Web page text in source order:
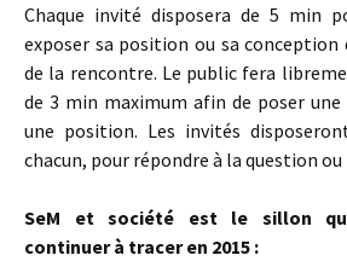
Chaque invité disposera de 5 min
exposer sa position ou sa
de la rencontre. Le public fera
de 3 min maximum afin de poser
une position. Les invités
chacun, pour répondre à la question
SeM et société est le sillon
continuer à tracer en 2015 :